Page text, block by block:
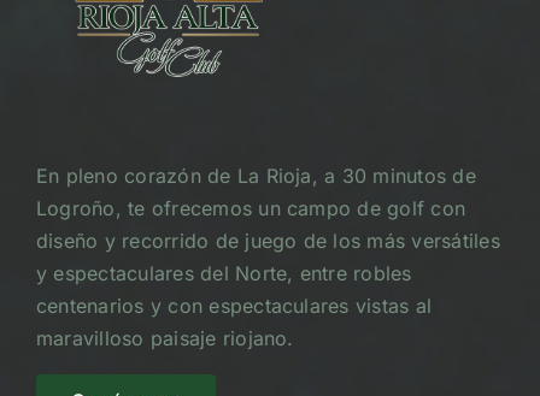
En pleno corazón de La Rioja, a 30 minutos de
Logroño, te ofrecemos un campo de golf con
diseño y recorrido de juego de los más versátiles
y espectaculares del Norte, entre robles
centenarios y con espectaculares vistas al
maravilloso paisaje riojano.